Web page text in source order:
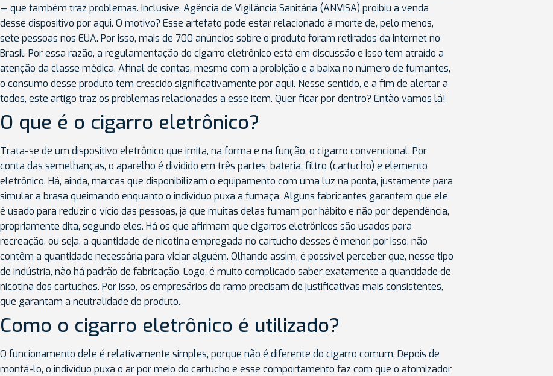
— que também traz problemas. Inclusive, Agência de Vigilância Sanitária (ANVISA) proibiu a venda
desse dispositivo por aqui. O motivo? Esse artefato pode estar relacionado à morte de, pelo menos,
sete pessoas nos EUA. Por isso, mais de 700 anúncios sobre o produto foram retirados da internet no
Brasil. Por essa razão, a regulamentação do cigarro eletrônico está em discussão e isso tem atraído a
atenção da classe médica. Afinal de contas, mesmo com a proibição e a baixa no número de fumantes,
o consumo desse produto tem crescido significativamente por aqui. Nesse sentido, e a fim de alertar a
todos, este artigo traz os problemas relacionados a esse item. Quer ficar por dentro? Então vamos lá!
O que é o cigarro eletrônico?
Trata-se de um dispositivo eletrônico que imita, na forma e na função, o cigarro convencional. Por
conta das semelhanças, o aparelho é dividido em três partes: bateria, filtro (cartucho) e elemento
eletrônico. Há, ainda, marcas que disponibilizam o equipamento com uma luz na ponta, justamente para
simular a brasa queimando enquanto o indivíduo puxa a fumaça. Alguns fabricantes garantem que ele
é usado para reduzir o vício das pessoas, já que muitas delas fumam por hábito e não por dependência,
propriamente dita, segundo eles. Há os que afirmam que cigarros eletrônicos são usados para
recreação, ou seja, a quantidade de nicotina empregada no cartucho desses é menor, por isso, não
contêm a quantidade necessária para viciar alguém. Olhando assim, é possível perceber que, nesse tipo
de indústria, não há padrão de fabricação. Logo, é muito complicado saber exatamente a quantidade de
nicotina dos cartuchos. Por isso, os empresários do ramo precisam de justificativas mais consistentes,
que garantam a neutralidade do produto.
Como o cigarro eletrônico é utilizado?
O funcionamento dele é relativamente simples, porque não é diferente do cigarro comum. Depois de
montá-lo, o indivíduo puxa o ar por meio do cartucho e esse comportamento faz com que o atomizador